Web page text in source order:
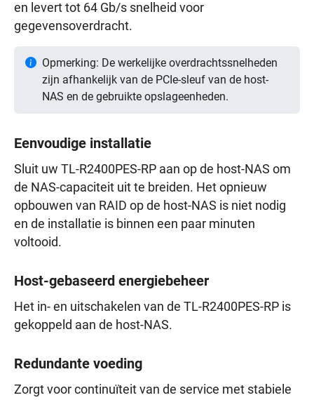
en levert tot 64 Gb/s snelheid voor
gegevensoverdracht.
Opmerking: De werkelijke overdrachtssnelheden
zijn afhankelijk van de PCIe-sleuf van de host-
NAS en de gebruikte opslageenheden.
Eenvoudige installatie
Sluit uw TL-R2400PES-RP aan op de host-NAS om
de NAS-capaciteit uit te breiden. Het opnieuw
opbouwen van RAID op de host-NAS is niet nodig
en de installatie is binnen een paar minuten
voltooid.
Host-gebaseerd energiebeheer
Het in- en uitschakelen van de TL-R2400PES-RP is
gekoppeld aan de host-NAS.
Redundante voeding
Zorgt voor continuïteit van de service met stabiele